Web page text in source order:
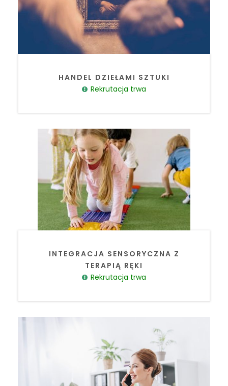
HANDEL DZIEŁAMI SZTUKI
Rekrutacja trwa
INTEGRACJA SENSORYCZNA Z
TERAPIĄ RĘKI
Rekrutacja trwa